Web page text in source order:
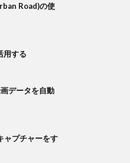
Road)の使
用する
データを自動
プチャーをす